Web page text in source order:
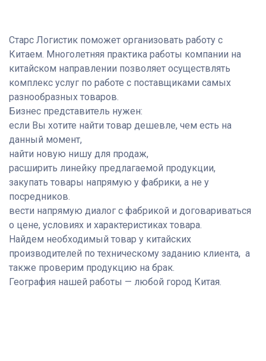
Старс Логистик поможет организовать работу с
Китаем. Многолетняя практика работы компании на
китайском направлении позволяет осуществлять
комплекс услуг по работе с поставщиками самых
разнообразных товаров.
Бизнес представитель нужен:
если Вы хотите найти товар дешевле, чем есть на
данный момент,
найти новую нишу для продаж,
расширить линейку предлагаемой продукции,
закупать товары напрямую у фабрики, а не у
посредников.
вести напрямую диалог с фабрикой и договариваться
о цене, условиях и характеристиках товара.
Найдем необходимый товар у китайских
производителей по техническому заданию клиента, а
также проверим продукцию на брак.
География нашей работы — любой город Китая.